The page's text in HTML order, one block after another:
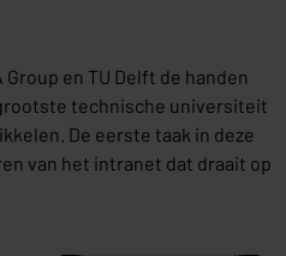
en TU Delft de handen
technische universiteit
De eerste taak in deze
van het intranet dat draait op